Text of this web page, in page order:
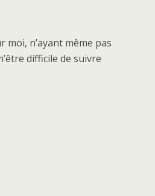
n’ayant même pas
difficile de suivre